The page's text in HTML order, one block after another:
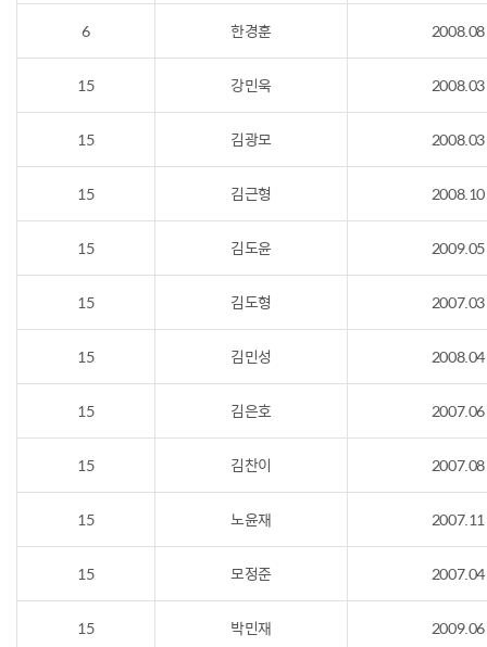
6 한경훈 2008.08
15 강민욱 2008.03
15 김광모 2008.03
15 김근형 2008.10
15 김도윤 2009.05
15 김도형 2007.03
15 김민성 2008.04
15 김은호 2007.06
15 김찬이 2007.08
15 노윤재 2007.11
15 모정준 2007.04
15 박민재 2009.06